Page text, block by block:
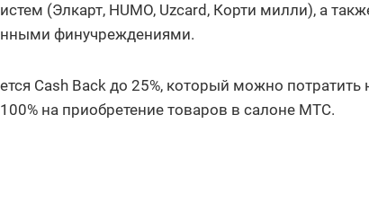
(Элкарт, HUMO, Uzcard, Корти милли), а
финучреждениями.
Cash Back до 25%, который можно потратить
на приобретение товаров в салоне МТС.